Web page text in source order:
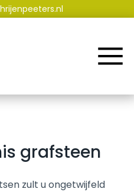
grafsteen
zult u ongetwijfeld